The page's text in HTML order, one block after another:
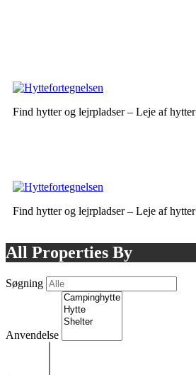
Find hytter og lejrpladser – Leje af hytter
Find hytter og lejrpladser – Leje af hytter
All Properties By
Søgning
Anvendelse